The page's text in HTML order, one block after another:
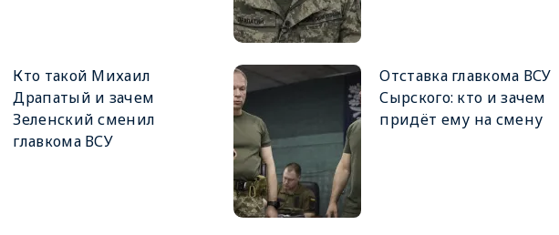
Кто такой Михаил
Драпатый и зачем
Зеленский сменил
главкома ВСУ
Отставка главкома ВСУ
Сырского: кто и зачем
придёт ему на смену